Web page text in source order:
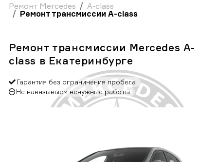
Ремонт Mercedes
A-class
Ремонт трансмиссии A-class
Ремонт трансмиссии Mercedes A-
class в Екатеринбурге
Гарантия без ограничения пробега
Не навязывыем ненужные работы